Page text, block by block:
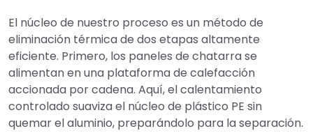
El núcleo de nuestro proceso es un método de
eliminación térmica de dos etapas altamente
eficiente. Primero, los paneles de chatarra se
alimentan en una plataforma de calefacción
accionada por cadena. Aquí, el calentamiento
controlado suaviza el núcleo de plástico PE sin
quemar el aluminio, preparándolo para la separación.